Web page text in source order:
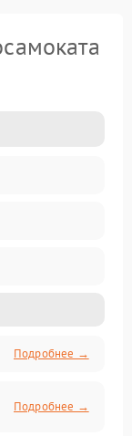
Подробнее →
Подробнее →